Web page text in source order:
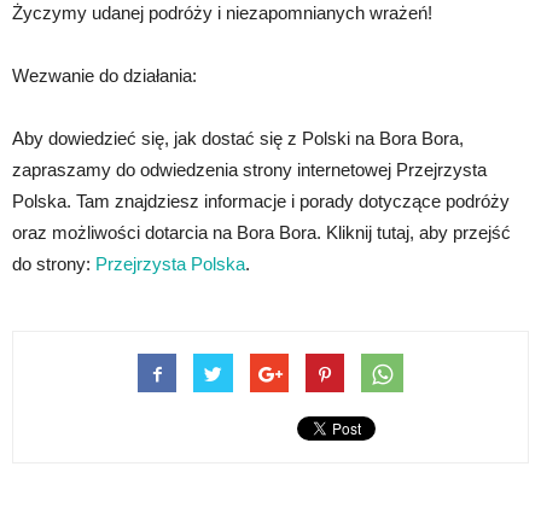
Życzymy udanej podróży i niezapomnianych wrażeń!
Wezwanie do działania:
Aby dowiedzieć się, jak dostać się z Polski na Bora Bora,
zapraszamy do odwiedzenia strony internetowej Przejrzysta
Polska. Tam znajdziesz informacje i porady dotyczące podróży
oraz możliwości dotarcia na Bora Bora. Kliknij tutaj, aby przejść
do strony: Przejrzysta Polska.